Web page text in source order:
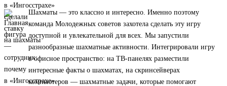
Шахматы — это классно и интересно. Именно поэтому
команда Молодежных советов захотела сделать эту игру
доступной и увлекательной для всех. Мы запустили
разнообразные шахматные активности. Интегрировали игру
в офисное пространство: на ТВ-панелях разместили
интересные факты о шахматах, на скринсейверах
компьютеров — шахматные задачи, которые помогают